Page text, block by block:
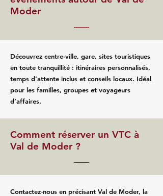
Moder
Découvrez centre-ville, gare, sites touristiques
en toute tranquillité : itinéraires personnalisés,
temps d’attente inclus et conseils locaux. Idéal
pour les familles, groupes et voyageurs
d’affaires.
Comment réserver un VTC à
Val de Moder ?
Contactez‑nous en précisant Val de Moder, la